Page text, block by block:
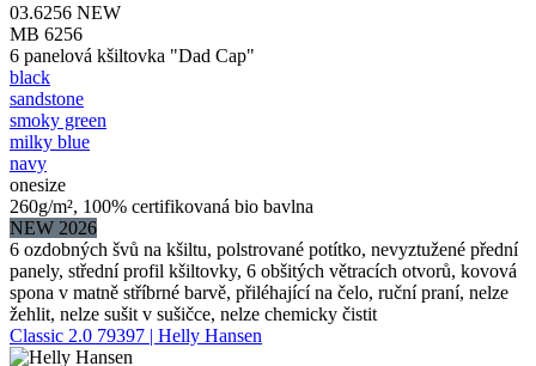
03.6256 NEW
MB 6256
6 panelová kšiltovka "Dad Cap"
black
sandstone
smoky green
milky blue
navy
onesize
260g/m², 100% certifikovaná bio bavlna
NEW 2026
6 ozdobných švů na kšiltu, polstrované potítko, nevyztužené přední
panely, střední profil kšiltovky, 6 obšitých větracích otvorů, kovová
spona v matně stříbrné barvě, přiléhající na čelo, ruční praní, nelze
žehlit, nelze sušit v sušičce, nelze chemicky čistit
Classic 2.0 79397 | Helly Hansen